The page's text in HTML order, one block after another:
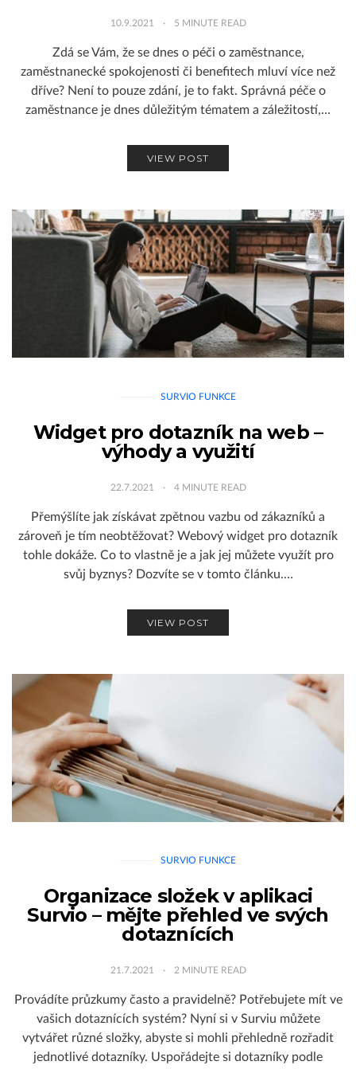
10.9.2021 5 MINUTE READ
Zdá se Vám, že se dnes o péči o zaměstnance,
zaměstnanecké spokojenosti či benefitech mluví více než
dříve? Není to pouze zdání, je to fakt. Správná péče o
zaměstnance je dnes důležitým tématem a záležitostí,…
VIEW POST
SURVIO FUNKCE
Widget pro dotazník na web –
výhody a využití
22.7.2021 4 MINUTE READ
Přemýšlíte jak získávat zpětnou vazbu od zákazníků a
zároveň je tím neobtěžovat? Webový widget pro dotazník
tohle dokáže. Co to vlastně je a jak jej můžete využít pro
svůj byznys? Dozvíte se v tomto článku.…
VIEW POST
SURVIO FUNKCE
Organizace složek v aplikaci
Survio – mějte přehled ve svých
dotaznících
21.7.2021 2 MINUTE READ
Provádíte průzkumy často a pravidelně? Potřebujete mít ve
vašich dotaznících systém? Nyní si v Surviu můžete
vytvářet různé složky, abyste si mohli přehledně rozřadit
jednotlivé dotazníky. Uspořádejte si dotazníky podle